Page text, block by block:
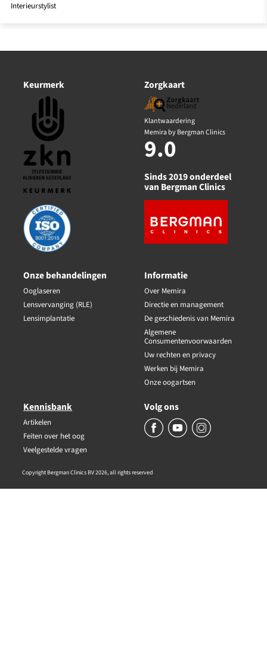
Interieurstylist
Keurmerk Zorgkaart
Klantwaardering
Memira by Bergman Clinics
9.0
Sinds 2019 onderdeel
van Bergman Clinics
Onze behandelingen
Ooglaseren
Lensvervanging (RLE)
Lensimplantatie
Informatie
Over Memira
Directie en management
De geschiedenis van Memira
Algemene
Consumentenvoorwaarden
Uw rechten en privacy
Werken bij Memira
Onze oogartsen
Kennisbank
Artikelen
Feiten over het oog
Veelgestelde vragen
Volg ons
Copyright Bergman Clinics BV 2026, all rights reserved